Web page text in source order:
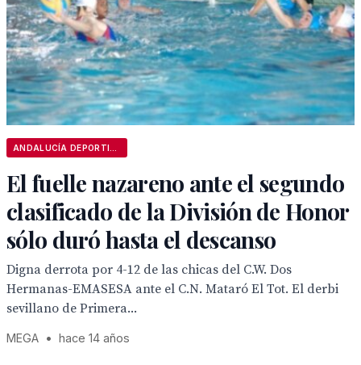
El fuelle nazareno ante el segundo
clasificado de la División de Honor
sólo duró hasta el descanso
Digna derrota por 4-12 de las chicas del C.W. Dos
Hermanas-EMASESA ante el C.N. Mataró El Tot. El derbi
sevillano de Primera...
MEGA • hace 14 años